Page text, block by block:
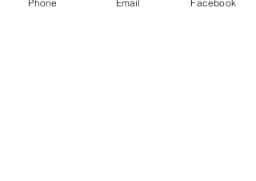
Phone Email Facebook